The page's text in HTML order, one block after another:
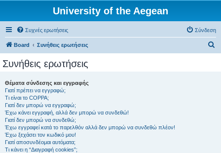
University of the Aegean
Συχνές ερωτήσεις Σύνδεση
Board Συνήθεις ερωτήσεις
Συνήθεις ερωτήσεις
Θέματα σύνδεσης και εγγραφής
Γιατί πρέπει να εγγραφώ;
Τι είναι το COPPA;
Γιατί δεν μπορώ να εγγραφώ;
Έχω κάνει εγγραφή, αλλά δεν μπορώ να συνδεθώ!
Γιατί δεν μπορώ να συνδεθώ;
Έχω εγγραφεί κατά το παρελθόν αλλά δεν μπορώ να συνδεθώ πλέον!
Έχω ξεχάσει τον κωδικό μου!
Γιατί αποσυνδέομαι αυτόματα;
Τι κάνει η “Διαγραφή cookies”;